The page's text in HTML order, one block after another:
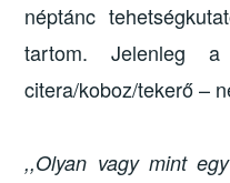
néptánc
tartom. Jelenleg a
citera/koboz/tekerő –
,,Olyan vagy mint